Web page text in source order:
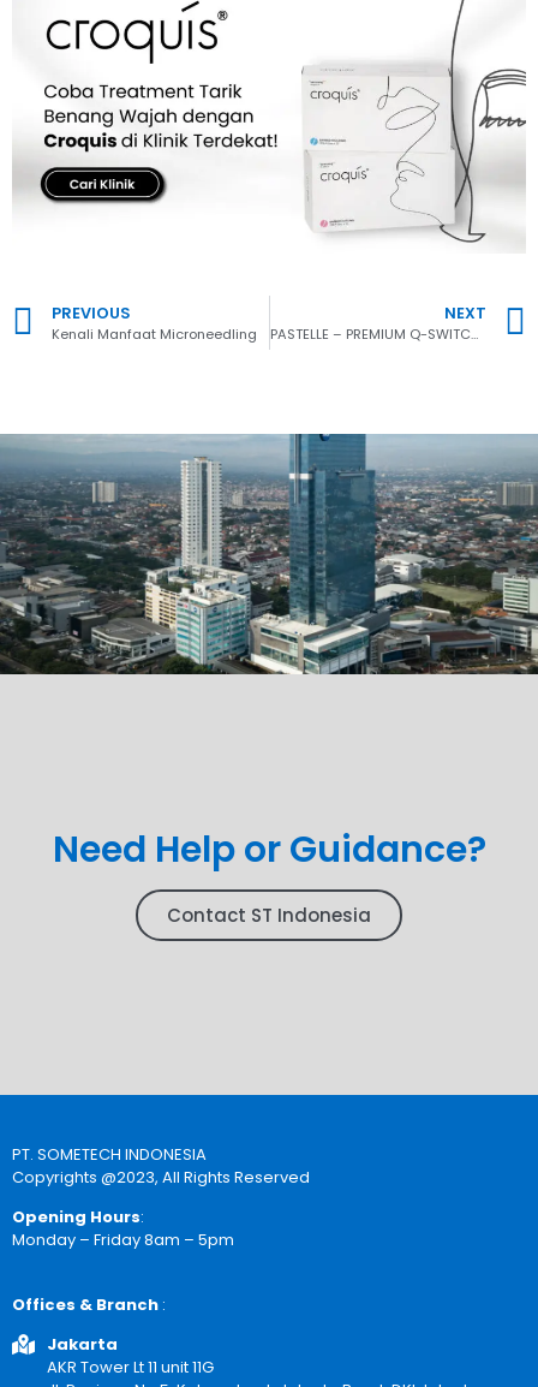
PREVIOUS
Kenali Manfaat Microneedling
NEXT
PASTELLE – PREMIUM Q-SWITCHED ND:YAG LASER 1064nm & 532nm
Need Help or Guidance?
Contact ST Indonesia
PT. SOMETECH INDONESIA
Copyrights @2023, All Rights Reserved
Opening Hours:
Monday – Friday 8am – 5pm
Offices & Branch :
Jakarta
AKR Tower Lt 11 unit 11G